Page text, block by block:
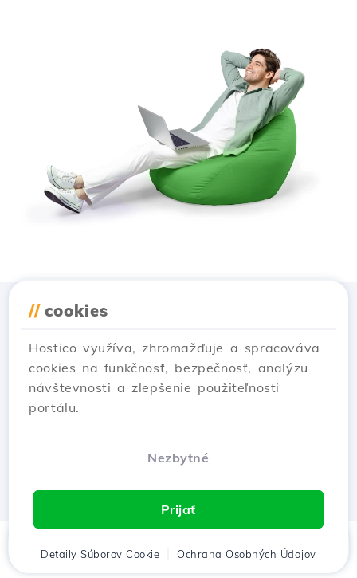
// cookies
Hostico využíva, zhromažďuje a spracováva
cookies na funkčnosť, bezpečnosť, analýzu
návštevnosti a zlepšenie použiteľnosti
portálu.
Nezbytné
Prijať
Detaily Súborov Cookie Ochrana Osobných Údajov
Domov Klient Košík Chat Menu
Stiahnuť aplikáciu